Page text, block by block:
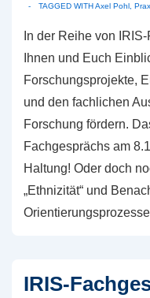
TAGGED WITHAxel Pohl
In der Reihe von
Ihnen und Euch
Forschungsprojekte,
und den fachlichen
Forschung fördern.
Fachgesprächs am
Haltung! Oder doch
„Ethnizität“ und
IRIS-